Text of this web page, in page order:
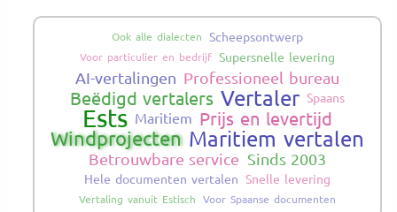
Ook alle dialecten Scheepsontwerp
Voor particulier en bedrijf Supersnelle levering
AI-vertalingen Professioneel bureau
Beëdigd vertalers Vertaler Spaans
Ests Maritiem Prijs en levertijd
Windprojecten Maritiem vertalen
Betrouwbare service Sinds 2003
Hele documenten vertalen Snelle levering
Vertaling vanuit Estisch Voor Spaanse documenten